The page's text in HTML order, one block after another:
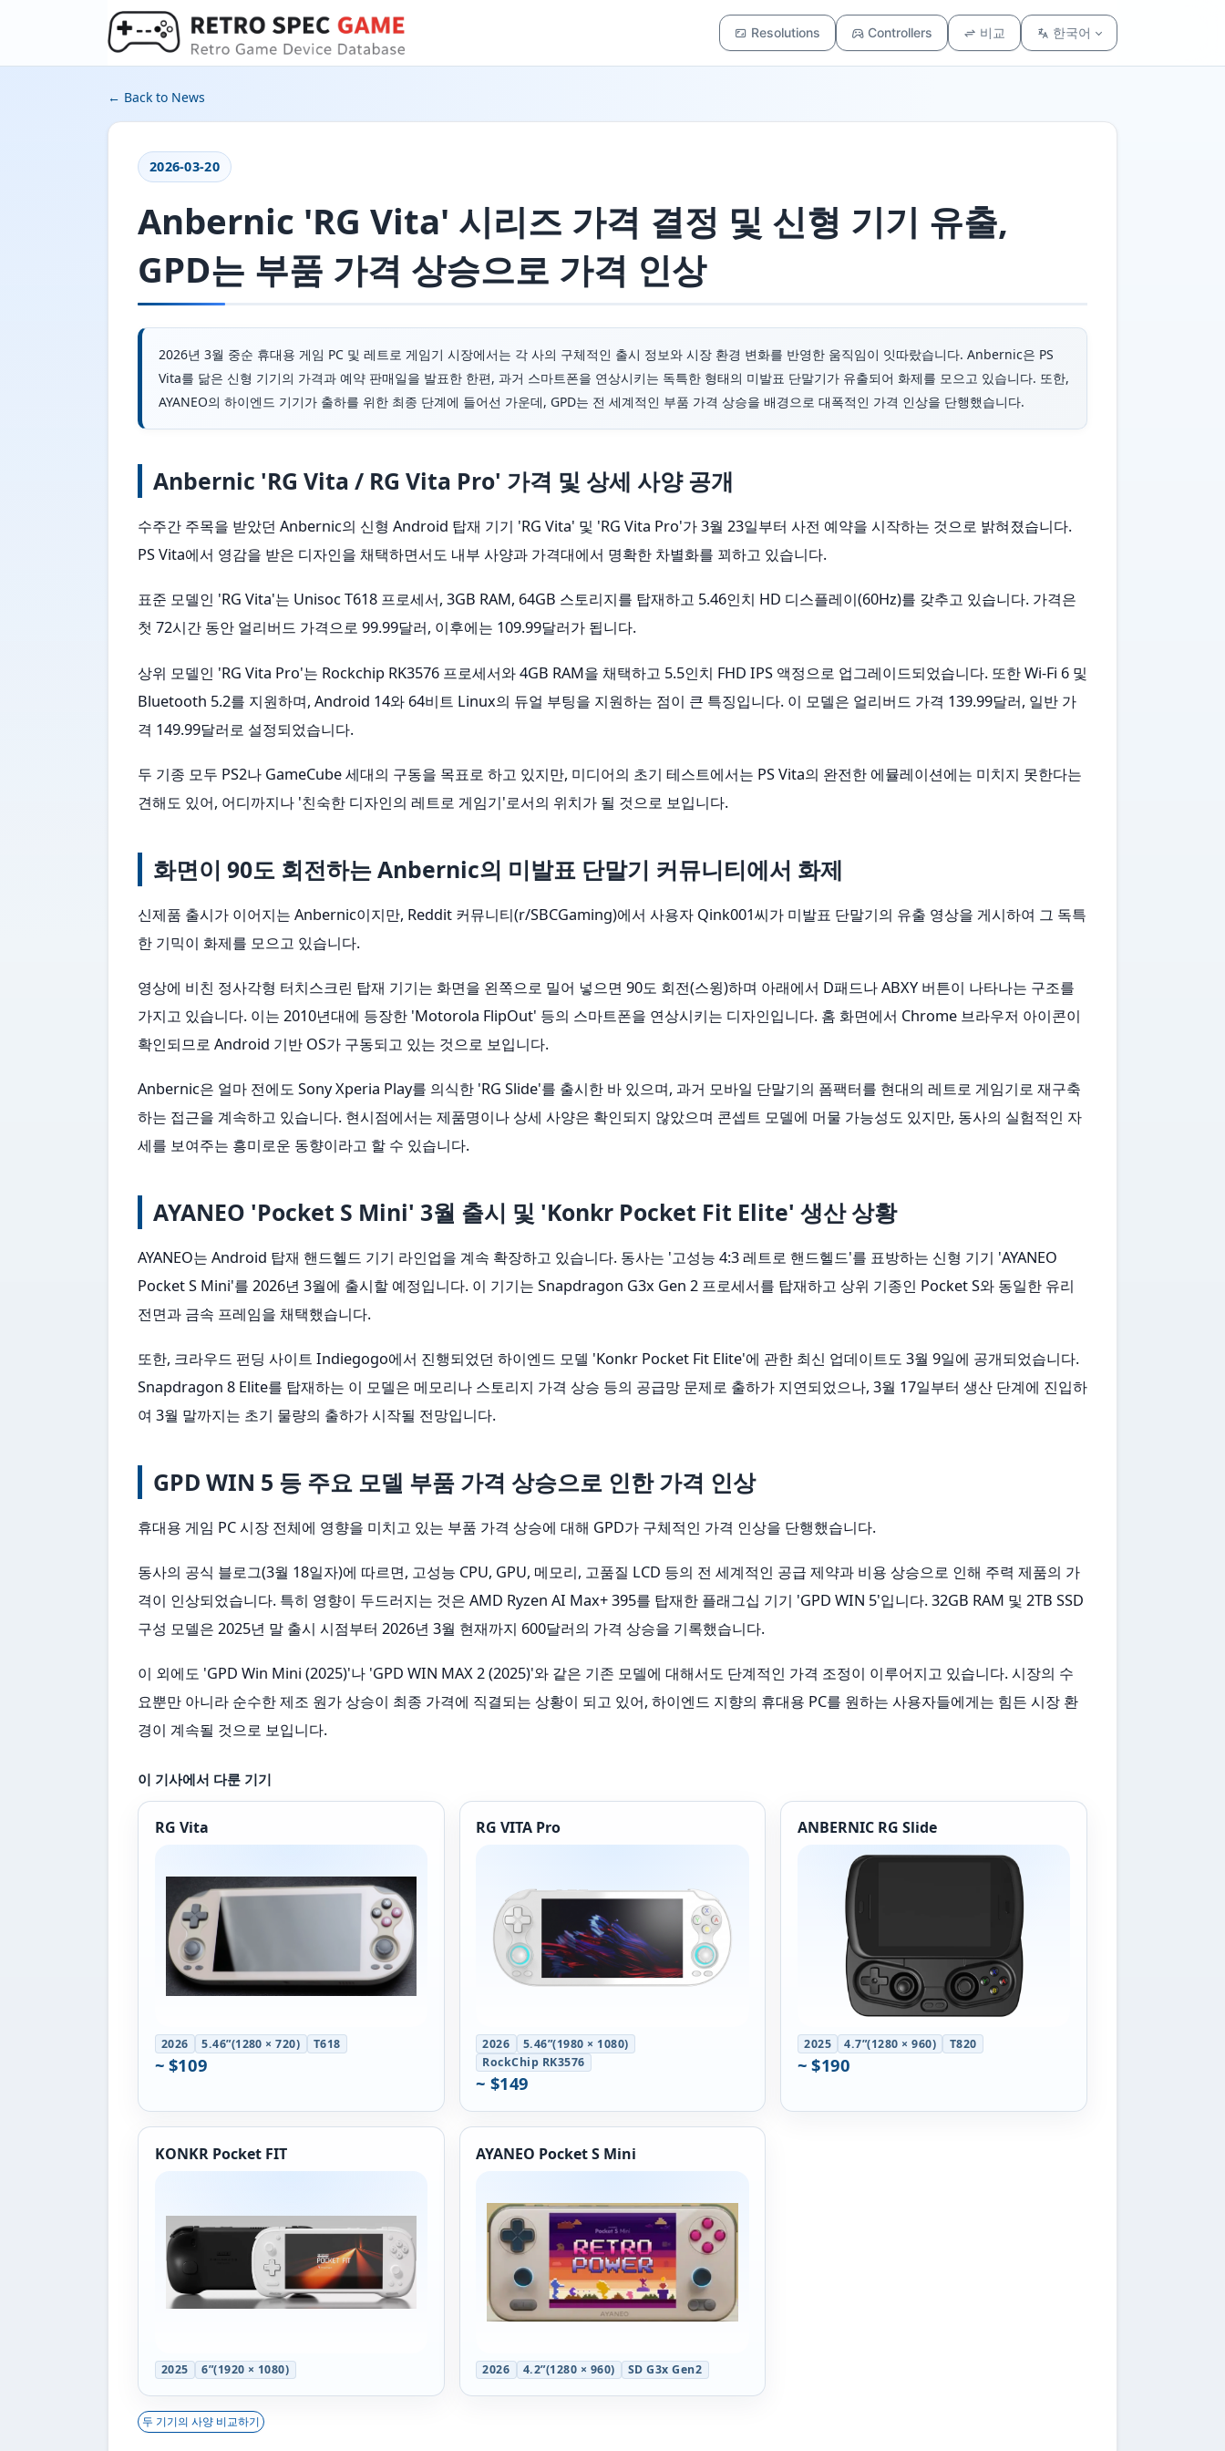
Resolutions Controllers 비교 한국어
← Back to News
2026-03-20
Anbernic 'RG Vita' 시리즈 가격 결정 및 신형 기기 유출,
GPD는 부품 가격 상승으로 가격 인상
2026년 3월 중순 휴대용 게임 PC 및 레트로 게임기 시장에서는 각 사의 구체적인 출시 정보와 시장 환경 변화를 반영한 움직임이 잇따랐습니다. Anbernic은 PS
Vita를 닮은 신형 기기의 가격과 예약 판매일을 발표한 한편, 과거 스마트폰을 연상시키는 독특한 형태의 미발표 단말기가 유출되어 화제를 모으고 있습니다. 또한,
AYANEO의 하이엔드 기기가 출하를 위한 최종 단계에 들어선 가운데, GPD는 전 세계적인 부품 가격 상승을 배경으로 대폭적인 가격 인상을 단행했습니다.
Anbernic 'RG Vita / RG Vita Pro' 가격 및 상세 사양 공개
수주간 주목을 받았던 Anbernic의 신형 Android 탑재 기기 'RG Vita' 및 'RG Vita Pro'가 3월 23일부터 사전 예약을 시작하는 것으로 밝혀졌습니다.
PS Vita에서 영감을 받은 디자인을 채택하면서도 내부 사양과 가격대에서 명확한 차별화를 꾀하고 있습니다.
표준 모델인 'RG Vita'는 Unisoc T618 프로세서, 3GB RAM, 64GB 스토리지를 탑재하고 5.46인치 HD 디스플레이(60Hz)를 갖추고 있습니다. 가격은
첫 72시간 동안 얼리버드 가격으로 99.99달러, 이후에는 109.99달러가 됩니다.
상위 모델인 'RG Vita Pro'는 Rockchip RK3576 프로세서와 4GB RAM을 채택하고 5.5인치 FHD IPS 액정으로 업그레이드되었습니다. 또한 Wi-Fi 6 및
Bluetooth 5.2를 지원하며, Android 14와 64비트 Linux의 듀얼 부팅을 지원하는 점이 큰 특징입니다. 이 모델은 얼리버드 가격 139.99달러, 일반 가
격 149.99달러로 설정되었습니다.
두 기종 모두 PS2나 GameCube 세대의 구동을 목표로 하고 있지만, 미디어의 초기 테스트에서는 PS Vita의 완전한 에뮬레이션에는 미치지 못한다는
견해도 있어, 어디까지나 '친숙한 디자인의 레트로 게임기'로서의 위치가 될 것으로 보입니다.
화면이 90도 회전하는 Anbernic의 미발표 단말기 커뮤니티에서 화제
신제품 출시가 이어지는 Anbernic이지만, Reddit 커뮤니티(r/SBCGaming)에서 사용자 Qink001씨가 미발표 단말기의 유출 영상을 게시하여 그 독특
한 기믹이 화제를 모으고 있습니다.
영상에 비친 정사각형 터치스크린 탑재 기기는 화면을 왼쪽으로 밀어 넣으면 90도 회전(스윙)하며 아래에서 D패드나 ABXY 버튼이 나타나는 구조를
가지고 있습니다. 이는 2010년대에 등장한 'Motorola FlipOut' 등의 스마트폰을 연상시키는 디자인입니다. 홈 화면에서 Chrome 브라우저 아이콘이
확인되므로 Android 기반 OS가 구동되고 있는 것으로 보입니다.
Anbernic은 얼마 전에도 Sony Xperia Play를 의식한 'RG Slide'를 출시한 바 있으며, 과거 모바일 단말기의 폼팩터를 현대의 레트로 게임기로 재구축
하는 접근을 계속하고 있습니다. 현시점에서는 제품명이나 상세 사양은 확인되지 않았으며 콘셉트 모델에 머물 가능성도 있지만, 동사의 실험적인 자
세를 보여주는 흥미로운 동향이라고 할 수 있습니다.
AYANEO 'Pocket S Mini' 3월 출시 및 'Konkr Pocket Fit Elite' 생산 상황
AYANEO는 Android 탑재 핸드헬드 기기 라인업을 계속 확장하고 있습니다. 동사는 '고성능 4:3 레트로 핸드헬드'를 표방하는 신형 기기 'AYANEO
Pocket S Mini'를 2026년 3월에 출시할 예정입니다. 이 기기는 Snapdragon G3x Gen 2 프로세서를 탑재하고 상위 기종인 Pocket S와 동일한 유리
전면과 금속 프레임을 채택했습니다.
또한, 크라우드 펀딩 사이트 Indiegogo에서 진행되었던 하이엔드 모델 'Konkr Pocket Fit Elite'에 관한 최신 업데이트도 3월 9일에 공개되었습니다.
Snapdragon 8 Elite를 탑재하는 이 모델은 메모리나 스토리지 가격 상승 등의 공급망 문제로 출하가 지연되었으나, 3월 17일부터 생산 단계에 진입하
여 3월 말까지는 초기 물량의 출하가 시작될 전망입니다.
GPD WIN 5 등 주요 모델 부품 가격 상승으로 인한 가격 인상
휴대용 게임 PC 시장 전체에 영향을 미치고 있는 부품 가격 상승에 대해 GPD가 구체적인 가격 인상을 단행했습니다.
동사의 공식 블로그(3월 18일자)에 따르면, 고성능 CPU, GPU, 메모리, 고품질 LCD 등의 전 세계적인 공급 제약과 비용 상승으로 인해 주력 제품의 가
격이 인상되었습니다. 특히 영향이 두드러지는 것은 AMD Ryzen AI Max+ 395를 탑재한 플래그십 기기 'GPD WIN 5'입니다. 32GB RAM 및 2TB SSD
구성 모델은 2025년 말 출시 시점부터 2026년 3월 현재까지 600달러의 가격 상승을 기록했습니다.
이 외에도 'GPD Win Mini (2025)'나 'GPD WIN MAX 2 (2025)'와 같은 기존 모델에 대해서도 단계적인 가격 조정이 이루어지고 있습니다. 시장의 수
요뿐만 아니라 순수한 제조 원가 상승이 최종 가격에 직결되는 상황이 되고 있어, 하이엔드 지향의 휴대용 PC를 원하는 사용자들에게는 힘든 시장 환
경이 계속될 것으로 보입니다.
이 기사에서 다룬 기기
RG Vita
2026 5.46”(1280 × 720) T618
~ $109
RG VITA Pro
2026
5.46”(1980 × 1080)
RockChip RK3576
~ $149
ANBERNIC RG Slide
2025 4.7”(1280 × 960) T820
~ $190
KONKR Pocket FIT
2025 6”(1920 × 1080)
AYANEO Pocket S Mini
2026 4.2”(1280 × 960) SD G3x Gen2
두 기기의 사양 비교하기